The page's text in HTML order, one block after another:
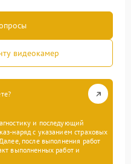
видеокамер
и последующий
наряд с указанием страховых
после выполнения работ
выполненных работ и